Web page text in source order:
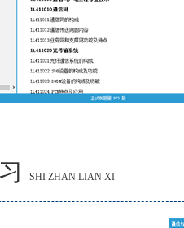
SHI ZHAN LIAN XI